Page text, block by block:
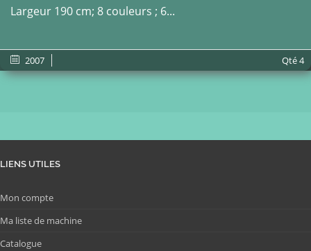
Largeur 190 cm; 8 couleurs ; 6...
2007 Qté4
LIENS UTILES
Mon compte
Ma liste de machine
Catalogue